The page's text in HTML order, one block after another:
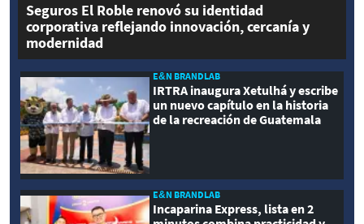
Seguros El Roble renovó su identidad
corporativa reflejando innovación, cercanía y
modernidad
E&N BRANDLAB
IRTRA inaugura Xetulhá y escribe
un nuevo capítulo en la historia
de la recreación de Guatemala
E&N BRANDLAB
Incaparina Express, lista en 2